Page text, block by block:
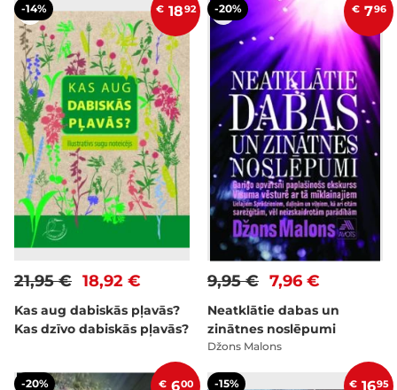
-14% € 1892
18,92 €
21,95 €
Kas aug dabiskās pļavās?
Kas dzīvo dabiskās pļavās?
-20% € 796
7,96 €
9,95 €
Neatklātie dabas un
zinātnes noslēpumi
Džons Malons
-20% € 600 -15% € 1695